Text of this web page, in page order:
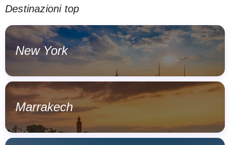
Destinazioni top
New York
Marrakech